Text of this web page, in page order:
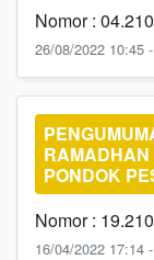
Nomor :
26/08/2022 10:45
RAMADHAN
PONDOK
Nomor :
16/04/2022 17:14